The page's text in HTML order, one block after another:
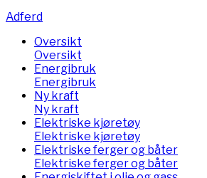
Adferd
Oversikt
Oversikt
Energibruk
Energibruk
Ny kraft
Ny kraft
Elektriske kjøretøy
Elektriske kjøretøy
Elektriske ferger og båter
Elektriske ferger og båter